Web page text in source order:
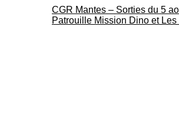
CGR Mantes – Sorties du 5
Patrouille Mission Dino et